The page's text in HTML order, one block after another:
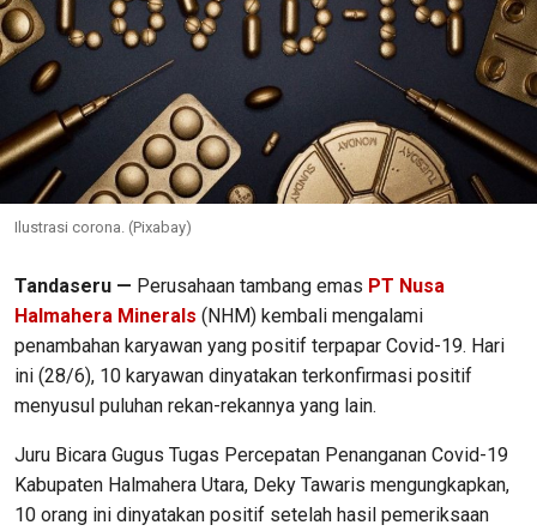
Ilustrasi corona. (Pixabay)
Tandaseru — Perusahaan tambang emas PT Nusa
Halmahera Minerals (NHM) kembali mengalami
penambahan karyawan yang positif terpapar Covid-19. Hari
ini (28/6), 10 karyawan dinyatakan terkonfirmasi positif
menyusul puluhan rekan-rekannya yang lain.
Juru Bicara Gugus Tugas Percepatan Penanganan Covid-19
Kabupaten Halmahera Utara, Deky Tawaris mengungkapkan,
10 orang ini dinyatakan positif setelah hasil pemeriksaan